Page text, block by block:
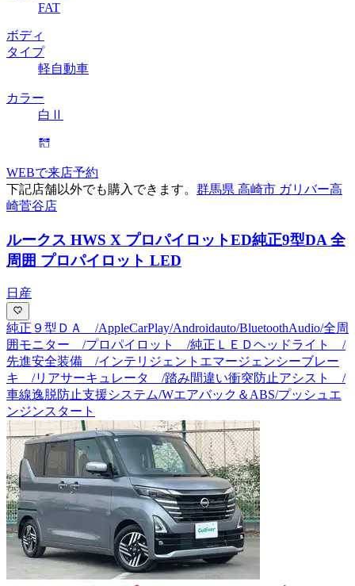
FAT
ボディ
タイプ
軽自動車
カラー
白Ⅱ
WEBで来店予約
下記店舗以外でも購入できます。 群馬県 高崎市 ガリバー高
崎菅谷店
ルークス HWS X プロパイロットED純正9型DA 全
周囲 プロパイロット LED
日産
純正９型ＤＡ /AppleCarPlay/Androidauto/BluetoothAudio/全周
囲モニター /プロパイロット /純正ＬＥＤヘッドライト /
先進安全装備 /インテリジェントエマージェンシーブレー
キ /リアサーキュレータ /踏み間違い衝突防止アシスト /
車線逸脱防止支援システム/Wエアバック＆ABS/プッシュエ
ンジンスタート